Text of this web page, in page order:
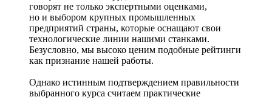
говорят не только экспертными оценками,
но и выбором крупных промышленных
предприятий страны, которые оснащают свои
технологические линии нашими станками.
Безусловно, мы высоко ценим подобные рейтинги
как признание нашей работы.
Однако истинным подтверждением правильности
выбранного курса считаем практические